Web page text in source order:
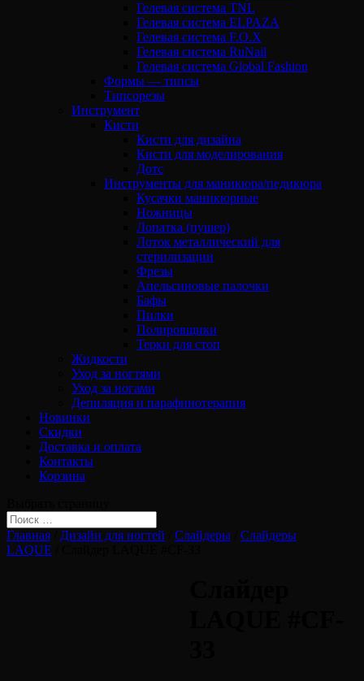
Гелевая система TNL
Гелевая система ELPAZA
Гелевая система F.O.X
Гелевая система RuNail
Гелевая система Global Fashion
Формы — типсы
Типсорезы
Инструмент
Кисти
Кисти для дизайна
Кисти для моделирования
Дотс
Инструменты для маникюра/педикюра
Кусачки маникюрные
Ножницы
Лопатка (пушер)
Лоток металлический для
стерилизации
Фрезы
Апельсиновые палочки
Бафы
Пилки
Полировщики
Терки для стоп
Жидкости
Уход за ногтями
Уход за ногами
Депиляция и парафинотерапия
Новинки
Скидки
Доставка и оплата
Контакты
Корзина
Главная Дизайн для ногтей Слайдеры
Слайдеры
LAQUE